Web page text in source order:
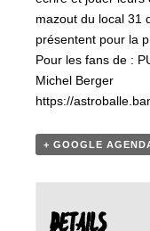
mazout du local 31
présentent pour la
Pour les fans de :
Michel Berger
https://
+ GOOGLE
DETAILS